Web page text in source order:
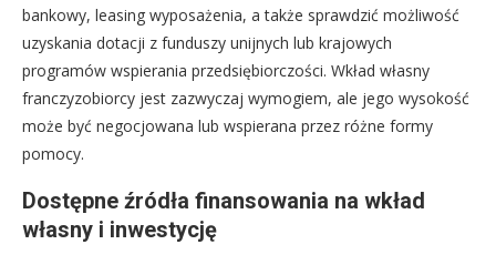
bankowy, leasing wyposażenia, a także sprawdzić możliwość
uzyskania dotacji z funduszy unijnych lub krajowych
programów wspierania przedsiębiorczości. Wkład własny
franczyzobiorcy jest zazwyczaj wymogiem, ale jego wysokość
może być negocjowana lub wspierana przez różne formy
pomocy.
Dostępne źródła finansowania na wkład
własny i inwestycję